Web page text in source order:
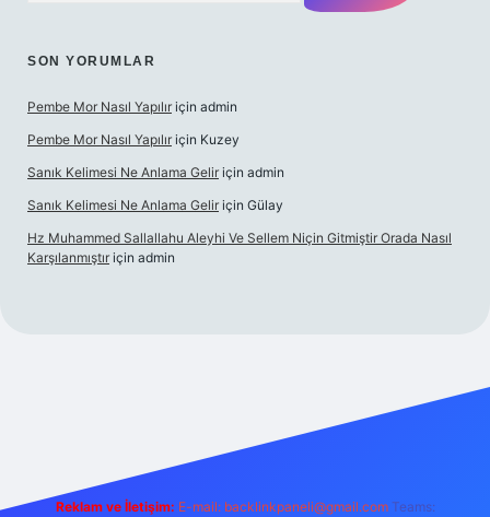
SON YORUMLAR
Pembe Mor Nasıl Yapılır için admin
Pembe Mor Nasıl Yapılır için Kuzey
Sanık Kelimesi Ne Anlama Gelir için admin
Sanık Kelimesi Ne Anlama Gelir için Gülay
Hz Muhammed Sallallahu Aleyhi Ve Sellem Niçin Gitmiştir Orada Nasıl
Karşılanmıştır için admin
Reklam ve İletişim: E-mail: backlinkpaneli@gmail.com Teams: